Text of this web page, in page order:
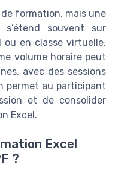
formation, mais une
s’étend souvent sur
en classe virtuelle.
volume horaire peut
avec des sessions
permet au participant
et de consolider
Excel.
Excel
?